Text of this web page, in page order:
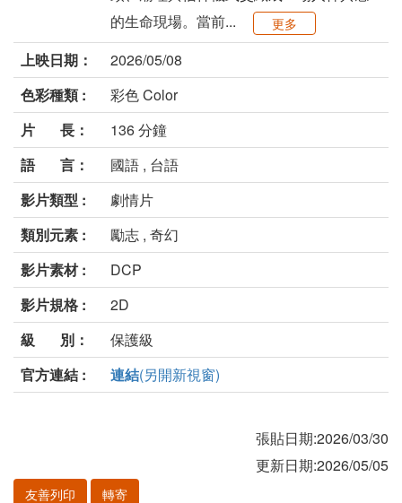
的生命現場。當前...
更多
上映日期：
2026/05/08
色彩種類 :
彩色 Color
片 長：
136 分鐘
語 言：
國語 , 台語
影片類型 :
劇情片
類別元素 :
勵志 , 奇幻
影片素材 :
DCP
影片規格 :
2D
級 別：
保護級
官方連結 :
連結(另開新視窗)
張貼日期:2026/03/30
更新日期:2026/05/05
友善列印 轉寄